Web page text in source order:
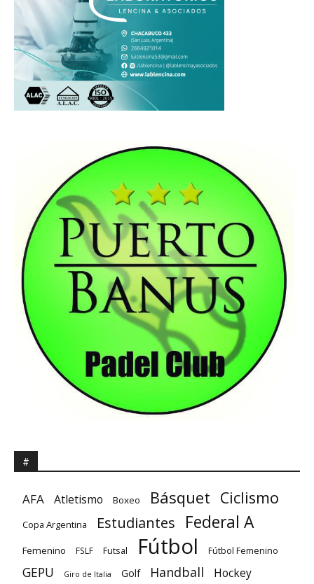
#
AFA Atletismo Boxeo Básquet Ciclismo
Copa Argentina Estudiantes Federal A
Femenino FSLF Futsal Fútbol Fútbol Femenino
GEPU Giro de Italia Golf Handball Hockey